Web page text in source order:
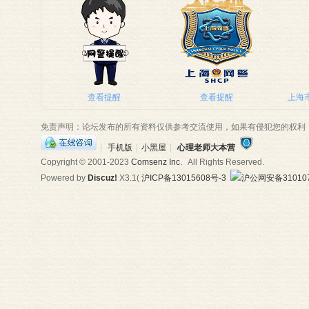
查看提醒 查看提醒 上海
免责声明：论坛发布的所有资料仅供参考交流使用，如果有侵犯您的权
手机版 小黑屋
心理老师大本营
Copyright © 2001-2023 Comsenz Inc.All Rights Reserved.
Powered by Discuz! X3.1( 沪ICP备13015608号-3 沪公网安备